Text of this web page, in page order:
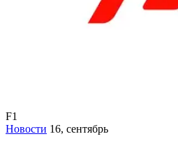
F1
Новости 16, сентябрь